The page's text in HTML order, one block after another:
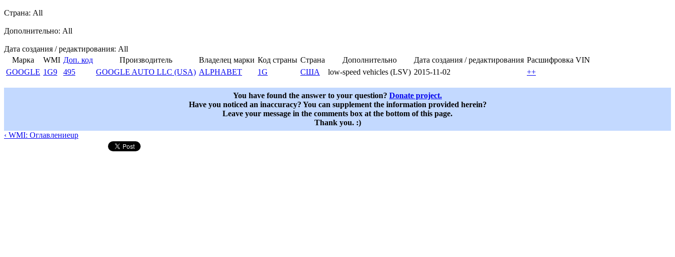
Страна: All
Дополнительно: All
Дата создания / редактирования: All
Марка
WMI Доп. код Производитель Владелец марки Код страны Страна Дополнительно Дата создания / редактирования Расшифровка VIN
GOOGLE 1G9 495 GOOGLE AUTO LLC (USA) ALPHABET 1G США low-speed vehicles (LSV) 2015-11-02 ++
You have found the answer to your question? Donate project.
Have you noticed an inaccuracy? You can supplement the information provided herein?
Leave your message in the comments box at the bottom of this page.
Thank you. :)
‹ WMI: Оглавлениеup